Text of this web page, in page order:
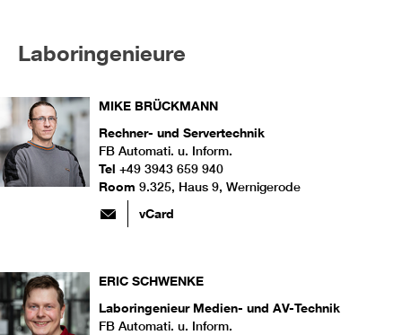
Laboringenieure
MIKE BRÜCKMANN
Rechner- und Servertechnik
FB Automati. u. Inform.
Tel +49 3943 659 940
Room 9.325, Haus 9, Wernigerode
vCard
ERIC SCHWENKE
Laboringenieur Medien- und AV-Technik
FB Automati. u. Inform.